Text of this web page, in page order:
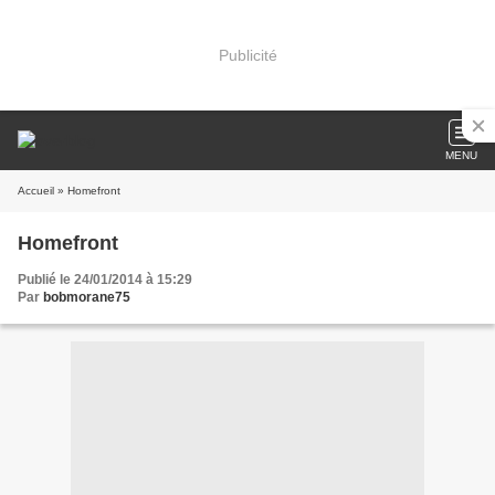
Publicité
MENU
Accueil » Homefront
Homefront
Publié le 24/01/2014 à 15:29
Par bobmorane75